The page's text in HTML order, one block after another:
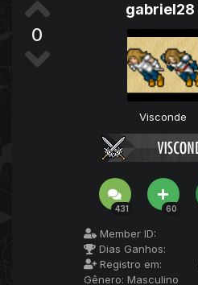
0
gabriel28
Visconde
431 60
Member ID:
Dias Ganhos:
Registro em:
Gênero: Masculino